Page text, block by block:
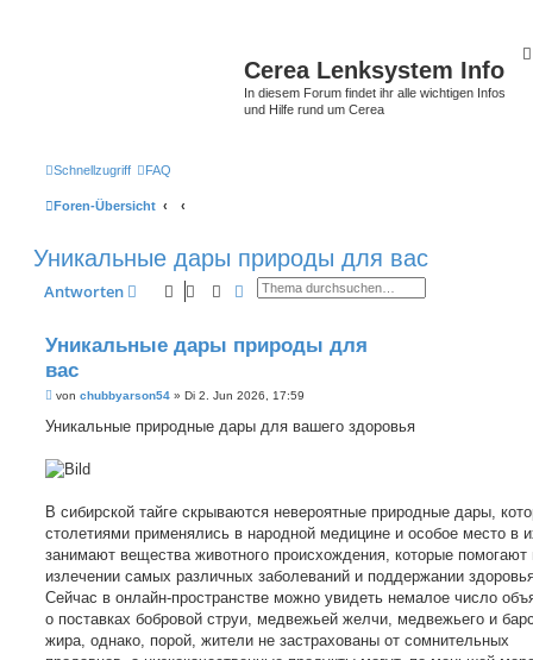
Cerea Lenksystem Info
In diesem Forum findet ihr alle wichtigen Infos
und Hilfe rund um Cerea
Schnellzugriff FAQ
Foren-Übersicht
Уникальные дары природы для вас
Antworten SucheErweiterte Suche
Уникальные дары природы для
вас
B
i
a
g
von chubbyarson54 » Di 2. Jun 2026, 17:59
Уникальные природные дары для вашего здоровья
В сибирской тайге скрываются невероятные природные дары,
столетиями применялись в народной медицине и особое место в
занимают вещества животного происхождения, которые помогают
излечении самых различных заболеваний и поддержании
Сейчас в онлайн-пространстве можно увидеть немалое число
о поставках бобровой струи, медвежьей желчи, медвежьего и
жира, однако, порой, жители не застрахованы от сомнительных